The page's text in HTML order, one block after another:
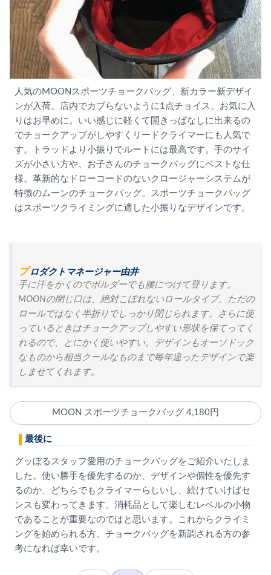
人気のMOONスポーツチョークバッグ、新カラー新デザイ
ンが入荷。店内でカブらないように1点チョイス。お気に入
りはお早めに。いい感じに軽くて開きっぱなしに出来るの
でチョークアップがしやすくリードクライマーにも人気で
す。トラッドより小振りでルートには最高です。手のサイ
ズが小さい方や、お子さんのチョークバッグにベストな仕
様。革新的なドローコードのないクロージャーシステムが
特徴のムーンのチョークバッグ。スポーツチョークバッグ
はスポーツクライミングに適した小振りなデザインです。
プロダクトマネージャー由井
手に汗をかくのでボルダーでも腰につけて登ります。
MOONの閉じ口は、絶対こぼれないロールタイプ。ただの
ロールではなく半折りでしっかり閉じられます。さらに使
っているときはチョークアップしやすい形状を保てってく
れるので、とにかく使いやすい。デザインもオーソドック
なものから相当クールなものまで毎年違ったデザインで楽
しませてくれます。
MOON スポーツチョークバッグ 4,180円
最後に
グッぼるスタッフ愛用のチョークバッグをご紹介いたしま
した。使い勝手を優先するのか、デザインや個性を優先す
るのか、どちらでもクライマーらしいし、続けていけばセ
ンスも変わってきます。消耗品として楽しむレベルの小物
であることが重要なのではと思います。これからクライミ
ングを始められる方、チョークバッグを新調される方の参
考になれば幸いです。